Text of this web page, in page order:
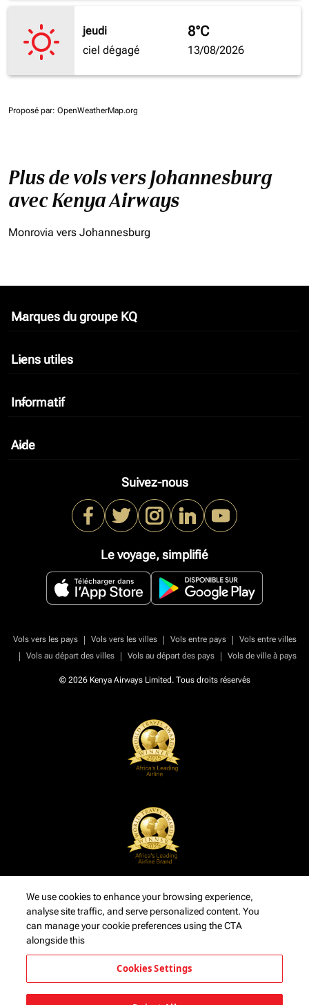
jeudi
ciel dégagé
8°C
13/08/2026
Proposé par: OpenWeatherMap.org
Plus de vols vers Johannesburg
avec Kenya Airways
Monrovia vers Johannesburg
Marques du groupe KQ
keyboard_arrow_down
Liens utiles
keyboard_arrow_down
Informatif
keyboard_arrow_down
Aide
keyboard_arrow_down
Suivez-nous
Le voyage, simplifié
Vols vers les pays | Vols vers les villes | Vols entre pays |
Vols entre villes
|
Vols au départ des villes | Vols au départ des pays | Vols de ville à pays
© 2026 Kenya Airways Limited. Tous droits réservés
We use cookies to enhance your browsing experience,
analyse site traffic, and serve personalized content. You
can manage your cookie preferences using the CTA
alongside this
Cookies Settings